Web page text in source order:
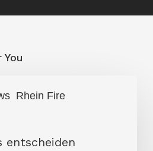
Rhein Fire
entscheiden